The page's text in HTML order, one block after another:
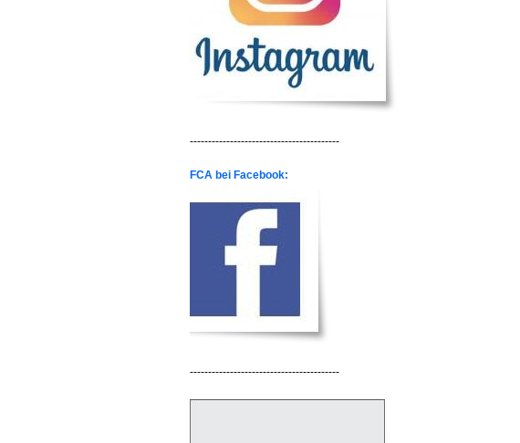
-----------------------------------------
FCA bei Facebook:
-----------------------------------------